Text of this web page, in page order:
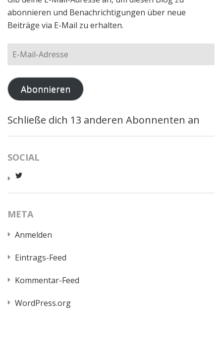
abonnieren und Benachrichtigungen über neue
Beiträge via E-Mail zu erhalten.
E-
Adresse
Abonnieren
Schließe dich 13 anderen Abonnenten an
SOCIAL
anzeigen
META
Anmelden
Eintrags-Feed
Kommentar-Feed
WordPress.org